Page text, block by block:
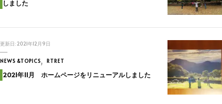
しました
更新日:2021年12月9日
NEWS &TOPICS RTRET
2021年11月 ホームページをリニューアルしました